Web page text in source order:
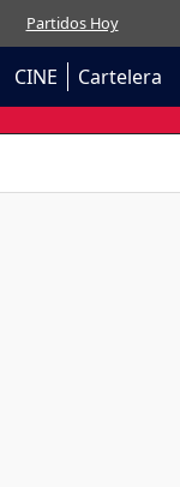
Partidos Hoy
CINE Cartelera